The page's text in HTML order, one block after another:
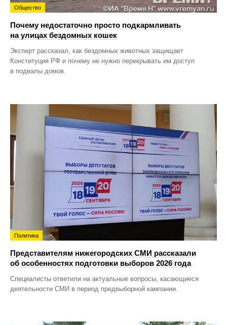
Общество
Почему недостаточно просто подкармливать
на улицах бездомных кошек
Эксперт рассказал, как бездомных животных защищает
Конституция РФ и почему не нужно перекрывать им доступ
в подвалы домов.
Политика
Представителям нижегородских СМИ рассказали
об особенностях подготовки выборов 2026 года
Специалисты ответили на актуальные вопросы, касающиеся
деятельности СМИ в период предвыборной кампании.